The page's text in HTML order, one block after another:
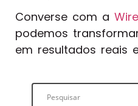
Converse com a Wire
podemos
em resultados reais